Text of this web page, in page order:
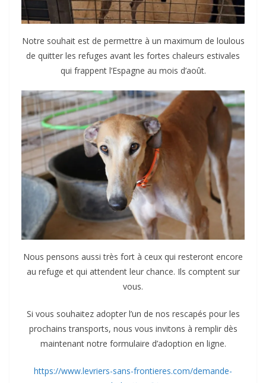
Notre souhait est de permettre à un maximum de loulous
de quitter les refuges avant les fortes chaleurs estivales
qui frappent l’Espagne au mois d’août.
Nous pensons aussi très fort à ceux qui resteront encore
au refuge et qui attendent leur chance. Ils comptent sur
vous.
Si vous souhaitez adopter l’un de nos rescapés pour les
prochains transports, nous vous invitons à remplir dès
maintenant notre formulaire d’adoption en ligne.
https://www.levriers-sans-frontieres.com/demande-